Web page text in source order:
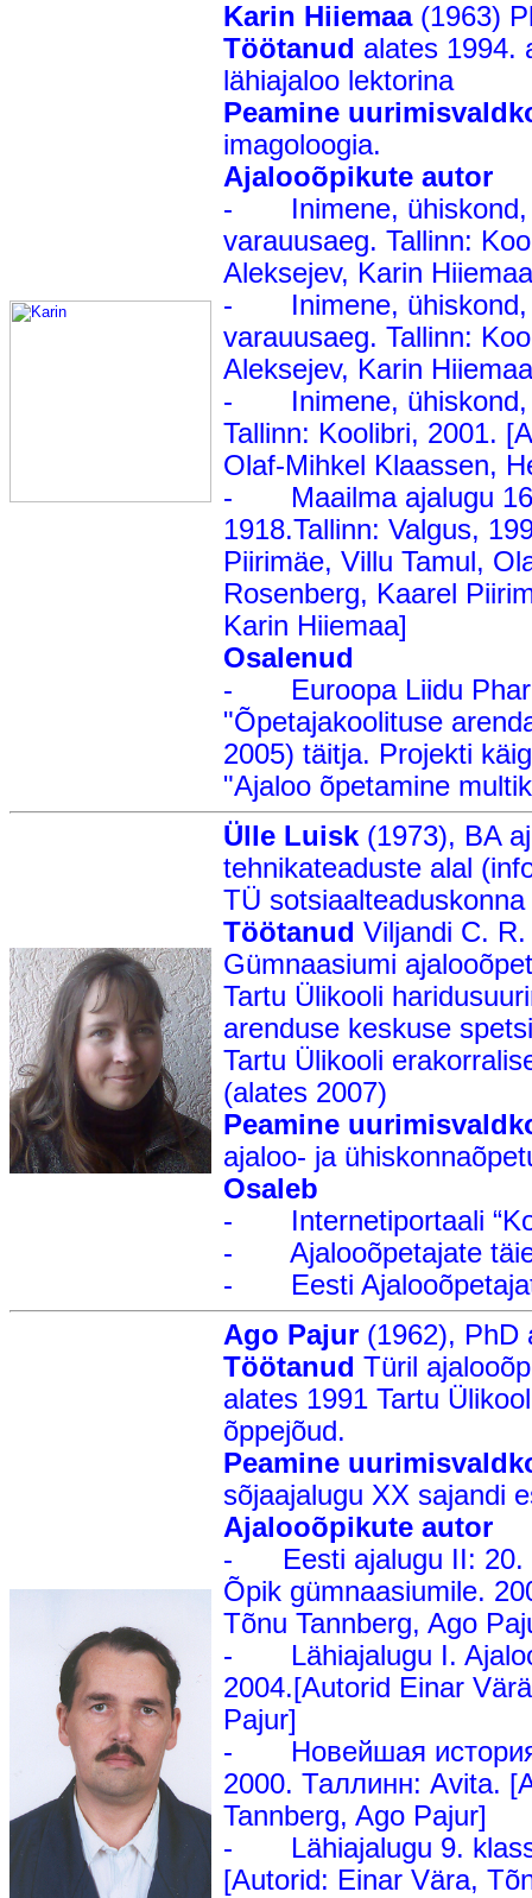
Karin Hiiemaa(1963)
Töötanud alates 1994.
lähiajaloo lektorina
Peamine
imagoloogia.
Ajalooõpikute autor
- Inimene, ühiskond,
varauusaeg. Tallinn:
Aleksejev, Karin
- Inimene, ühiskond,
varauusaeg. Tallinn:
Aleksejev, Karin
- Inimene, ühiskond,
Tallinn: Koolibri, 2001.
Olaf-Mihkel Klaassen,
- Maailma ajalugu
1918.Tallinn: Valgus,
Piirimäe, Villu Tamul,
Rosenberg, Kaarel
Karin Hiiemaa]
Osalenud
- Euroopa Liidu
"Õpetajakoolituse
2005) täitja. Projekti
"Ajaloo õpetamine
Ülle Luisk (1973), BA
tehnikateaduste alal
TÜ
Töötanud Viljandi C.
Gümnaasiumi
Tartu Ülikooli
arenduse keskuse
Tartu Ülikooli
(alates 2007)
Peamine
ajaloo- ja
Osaleb
- Internetiportaali
- Ajalooõpetajate
- Eesti
Ago Pajur (1962), PhD
Töötanud Türil
alates 1991 Tartu
õppejõud.
Peamine
sõjaajalugu XX sajandi
Ajalooõpikute autor
- Eesti ajalugu II: 20.
Õpik gümnaasiumile.
Tõnu Tannberg, Ago
- Lähiajalugu I.
2004.[Autorid Einar
Pajur]
- Новейшая история:
2000. Таллинн: Avita.
Tannberg, Ago Pajur]
- Lähiajalugu 9.
[Autorid: Einar Vära,